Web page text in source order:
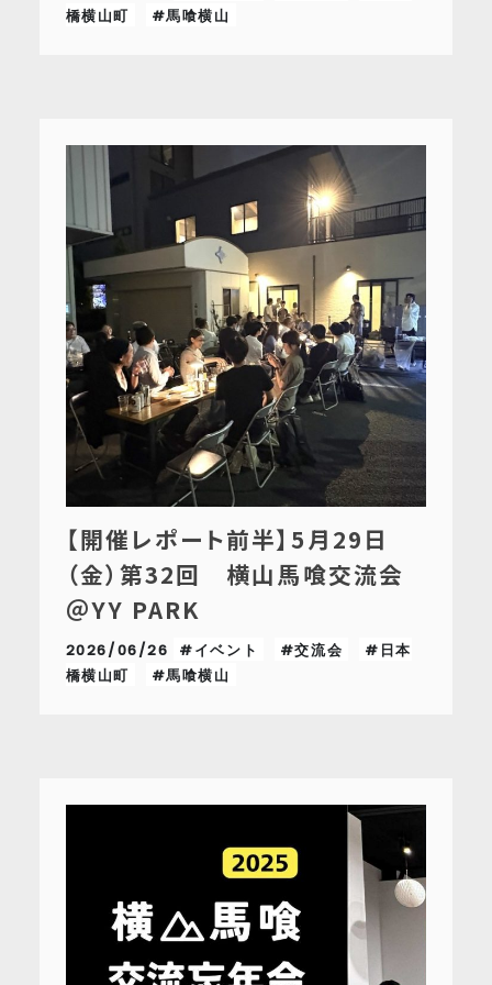
橋横山町
#馬喰横山
【開催レポート前半】5月29日
（金）第32回 横山馬喰交流会
＠YY PARK
2026/06/26 #イベント #交流会
#日本
橋横山町
#馬喰横山